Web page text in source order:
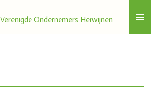
Verenigde Ondernemers Herwijnen